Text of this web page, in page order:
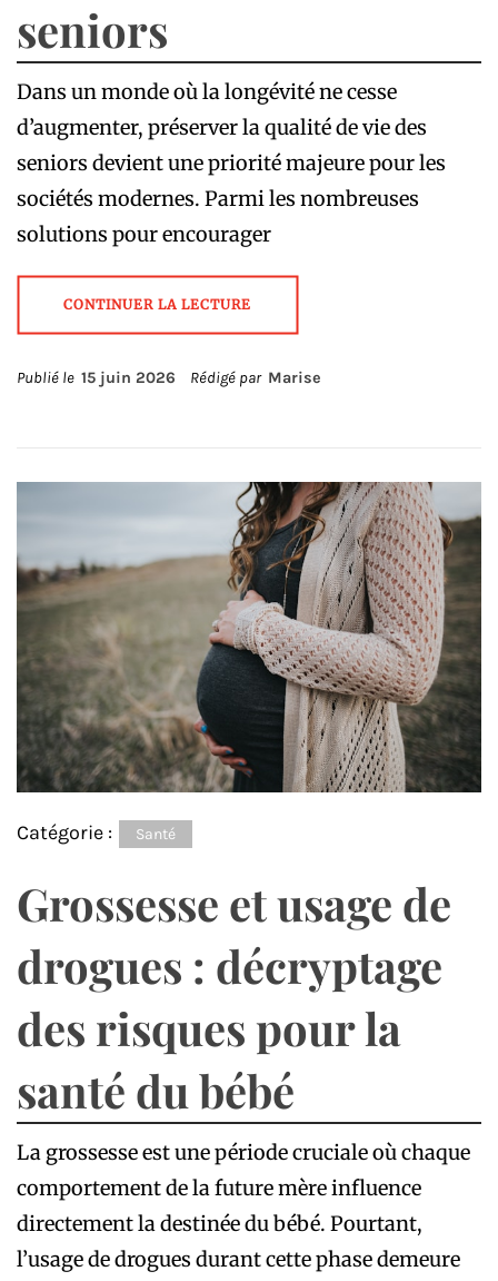
seniors
Dans un monde où la longévité ne cesse
d’augmenter, préserver la qualité de vie des
seniors devient une priorité majeure pour les
sociétés modernes. Parmi les nombreuses
solutions pour encourager
CONTINUER LA LECTURE
Publié le 15 juin 2026 Rédigé par Marise
Catégorie : Santé
Grossesse et usage de
drogues : décryptage
des risques pour la
santé du bébé
La grossesse est une période cruciale où chaque
comportement de la future mère influence
directement la destinée du bébé. Pourtant,
l’usage de drogues durant cette phase demeure